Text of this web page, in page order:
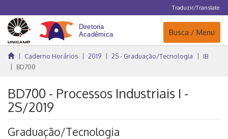
Traduzir/Translate
Navegação
Busca / Menu
Caderno Horários 2019 2S - Graduação/Tecnologia
IB
BD700
BD700 - Processos Industriais I -
2S/2019
Graduação/Tecnologia